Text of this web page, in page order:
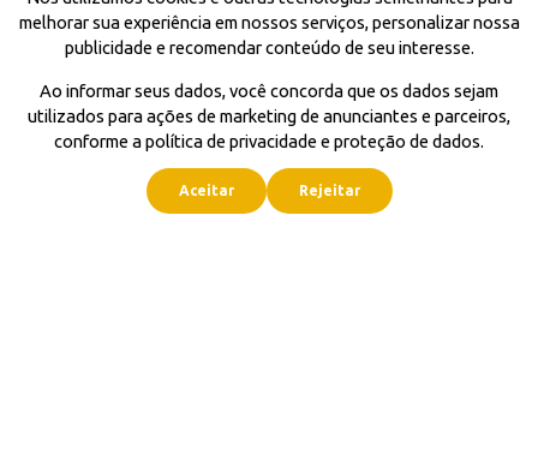
melhorar sua experiência em nossos serviços, personalizar nossa
publicidade e recomendar conteúdo de seu interesse.
Ao informar seus dados, você concorda que os dados sejam
utilizados para ações de marketing de anunciantes e parceiros,
conforme a política de privacidade e proteção de dados.
Aceitar Rejeitar